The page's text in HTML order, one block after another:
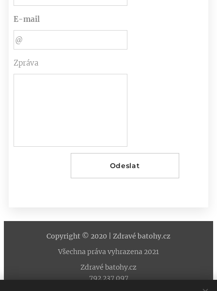
E-mail
Zpráva
Odeslat
Copyright © 2020 | Zdravé batohy.cz
Všechna práva vyhrazena 2021
Zdravé batohy.cz
792 237 097